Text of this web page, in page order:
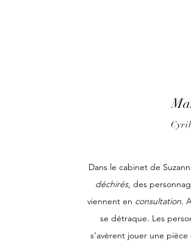
Dans le cabinet de
déchirés, des
viennent en consultation.
se détraque. Les
s’avèrent jouer une